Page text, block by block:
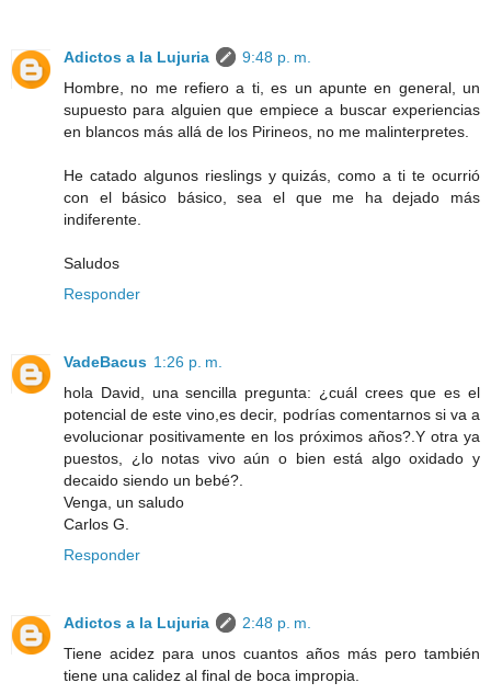
Adictos a la Lujuria
9:48 p. m.
Hombre, no me refiero a ti, es un apunte en general, un
supuesto para alguien que empiece a buscar experiencias
en blancos más allá de los Pirineos, no me malinterpretes.
He catado algunos rieslings y quizás, como a ti te ocurrió
con el básico básico, sea el que me ha dejado más
indiferente.
Saludos
Responder
VadeBacus 1:26 p. m.
hola David, una sencilla pregunta: ¿cuál crees que es el
potencial de este vino,es decir, podrías comentarnos si va a
evolucionar positivamente en los próximos años?.Y otra ya
puestos, ¿lo notas vivo aún o bien está algo oxidado y
decaido siendo un bebé?.
Venga, un saludo
Carlos G.
Responder
Adictos a la Lujuria
2:48 p. m.
Tiene acidez para unos cuantos años más pero también
tiene una calidez al final de boca impropia.